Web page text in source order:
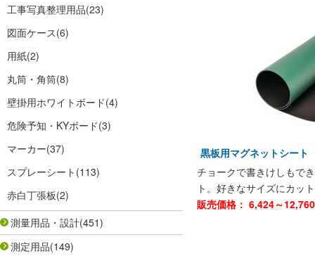
工事写真整理用品(23)
図面ケース(6)
用紙(2)
丸筒・角筒(8)
壁掛用ホワイトボード(4)
危険予知・KYボード(3)
マーカー(37)
スプレーシート (113)
赤白丁張板(2)
測量用品・設計(451)
測定用品(149)
黒板用マグネットシー
チョークで書きけしもで
ト。好きなサイズにカッ
販売価格： 6,424～12,760